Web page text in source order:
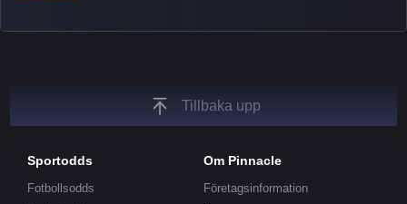
unique insights on the latest esports events.
Tillbaka upp
Sportodds
Fotbollsodds
Om Pinnacle
Företagsinformation